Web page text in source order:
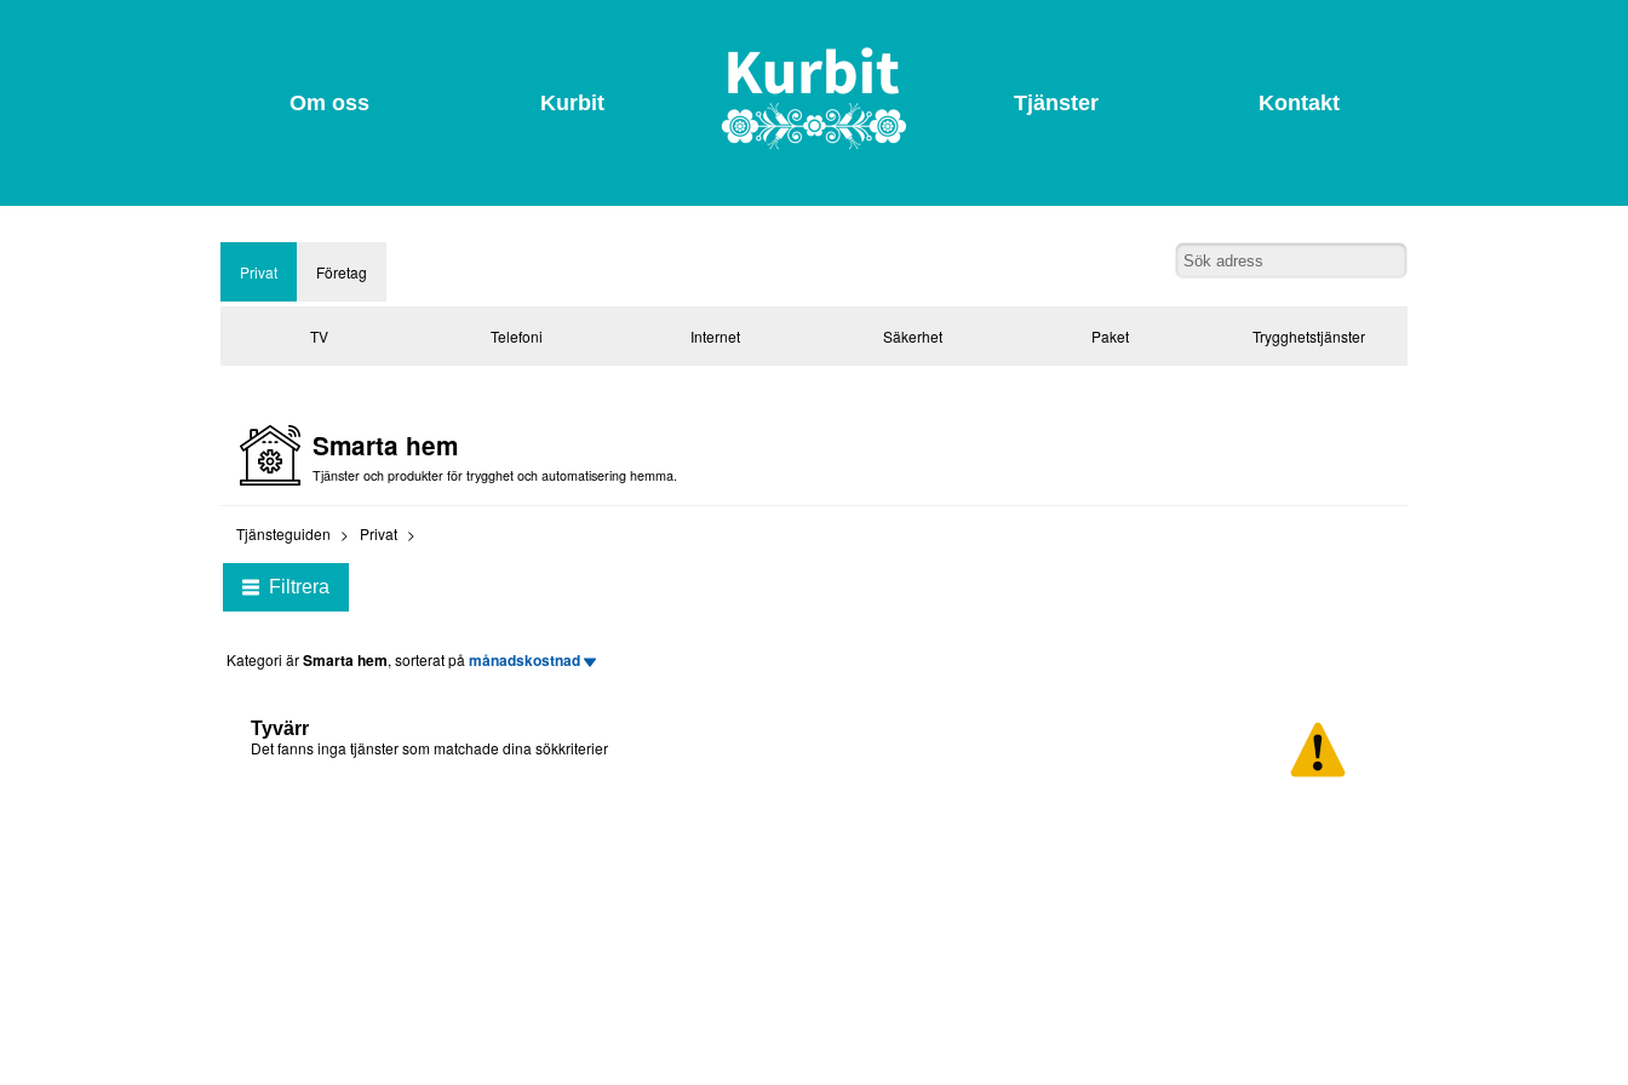
Om oss Kurbit Tjänster Kontakt
Privat Företag
TV Telefoni Internet Säkerhet Paket Trygghetstjänster
Smarta hem
Tjänster och produkter för trygghet och automatisering hemma.
Tjänsteguiden Privat
Filtrera
Kategori ärSmarta hem, sorterat på månadskostnad
Tyvärr
Det fanns inga tjänster som matchade dina sökkriterier